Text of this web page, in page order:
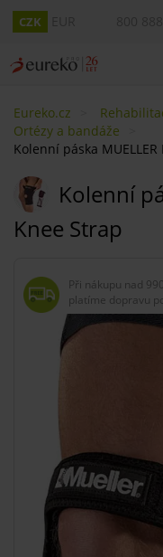
CZK
Eureko.cz
Ortézy a bandáže
Kolenní páska
Kolenní
Knee Strap
Při nákupu nad
platíme dopravu